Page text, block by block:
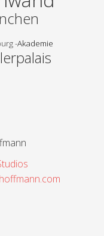
-Akademie